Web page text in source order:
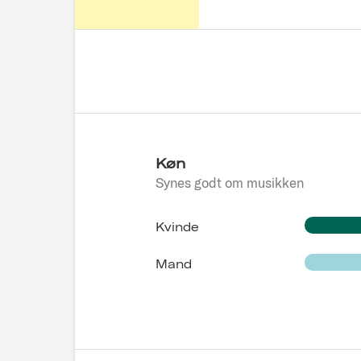
Køn
Synes godt om musikken
Kvinde
Mand